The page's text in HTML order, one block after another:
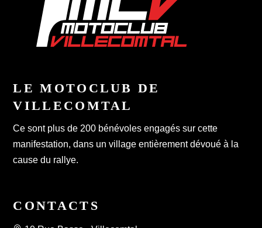
LE MOTOCLUB DE
VILLECOMTAL
Ce sont plus de 200 bénévoles engagés sur cette
manifestation, dans un village entièrement dévoué à la
cause du rallye.
CONTACTS